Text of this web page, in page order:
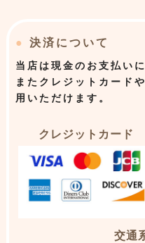
● 決済について
当店は 現金のお支払い
またクレジットカード
用いただけます。
クレジットカード
交通